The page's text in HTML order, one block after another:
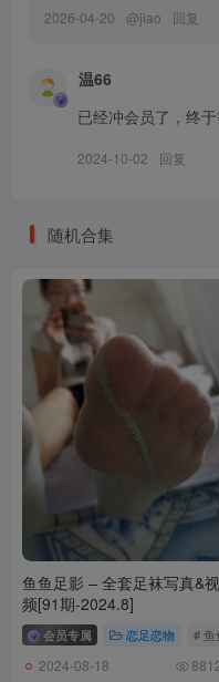
琳铛铛 – NO.011 奶牛情趣套
[12.11]
琳铛铛 – NO.010 小恶魔渔
琳铛铛 – NO.008 性感蕾丝套
[10.13]
琳铛铛 – NO.007 紫色韵味
[10.3]
琳铛铛 – NO.006 性感单反
[10.1]
琳铛铛 – NO.005 会抖动的大
[2024.9.29]
琳铛铛 – NO.004 凉皮兔子装
琳铛铛 – NO.003 泳装等你哦
2026-04-20 @jiao 回复
温66
已经冲会员了，终
2024-10-02 回复
随机合集
鱼鱼足影 – 全套足袜写真&视
频[91期-2024.8]
会员专属 恋足恋物 # 鱼
2024-08-18